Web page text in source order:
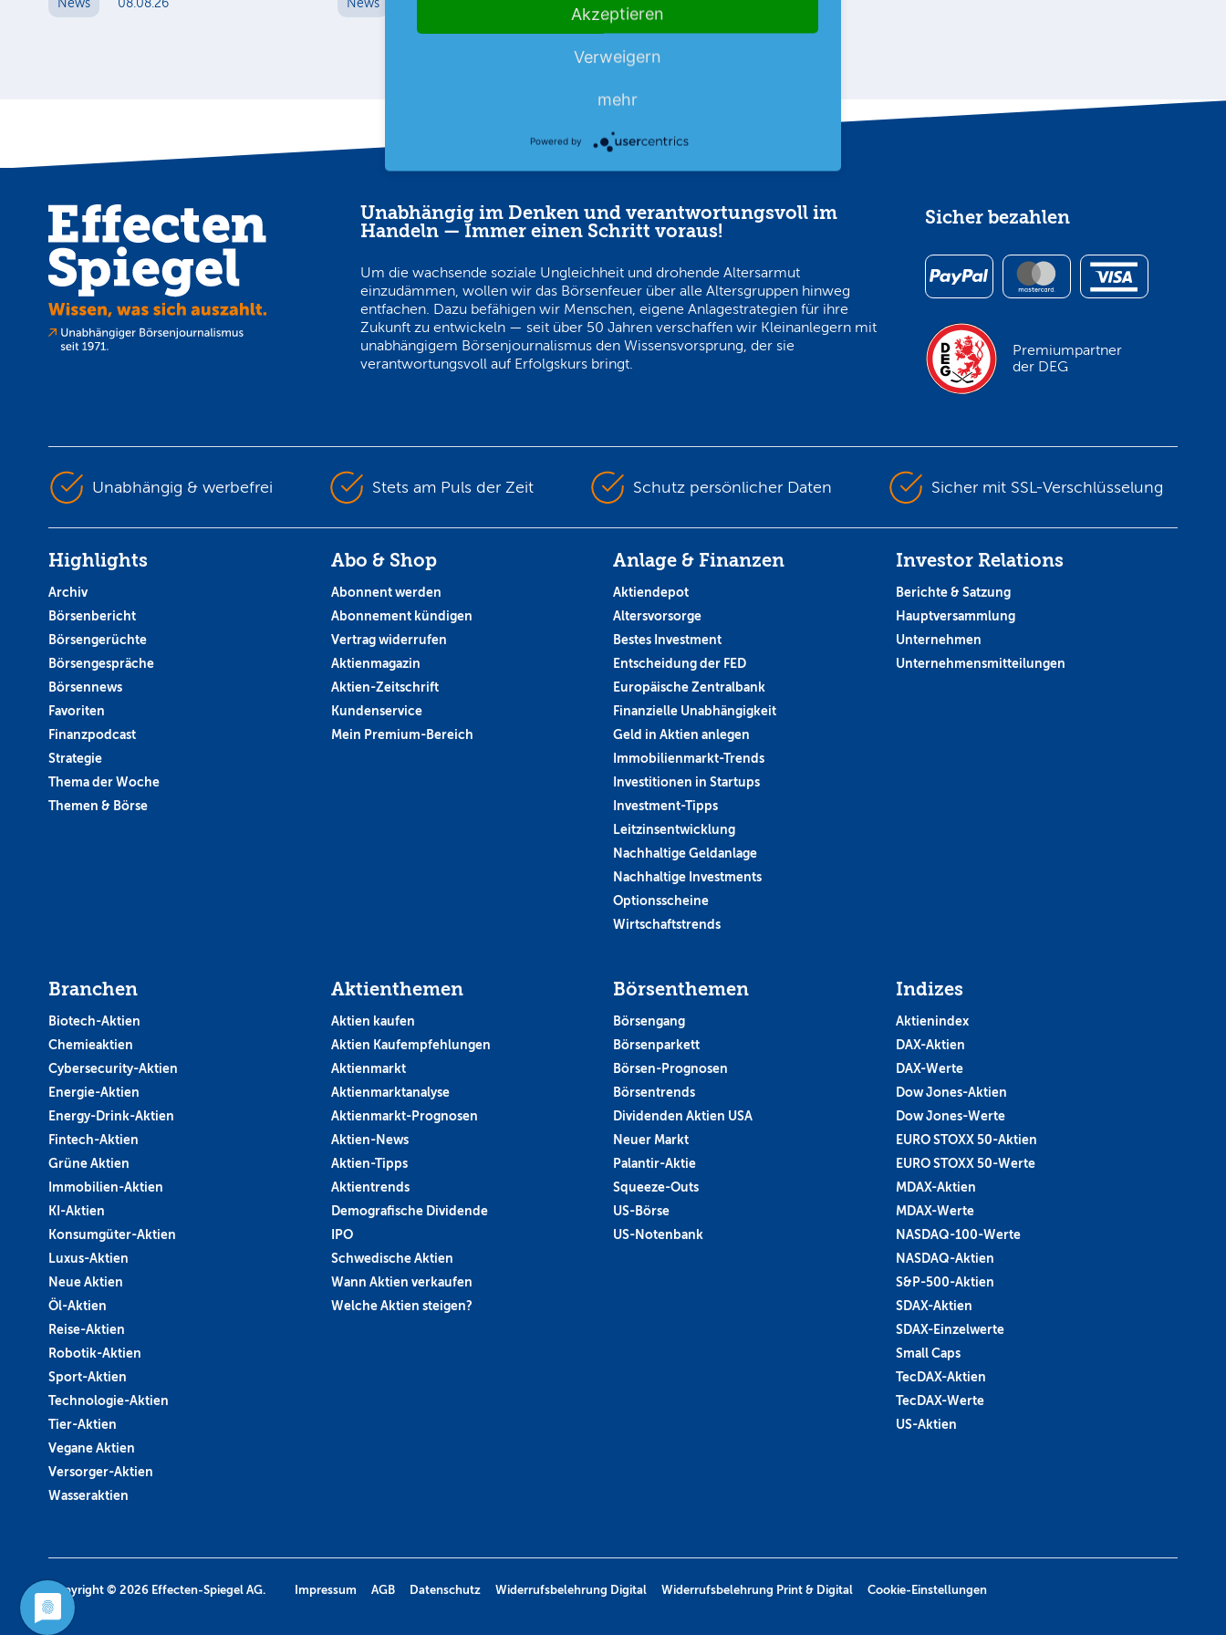
News 08.08.26 News 08.08.26
Unabhängig im Denken und verantwortungsvoll im
Handeln — Immer einen Schritt voraus!
Um die wachsende soziale Ungleichheit und drohende Altersarmut
einzudämmen, wollen wir das Börsenfeuer über alle Altersgruppen hinweg
entfachen. Dazu befähigen wir Menschen, eigene Anlagestrategien für ihre
Zukunft zu entwickeln — seit über 50 Jahren verschaffen wir Kleinanlegern mit
unabhängigem Börsenjournalismus den Wissensvorsprung, der sie
verantwortungsvoll auf Erfolgskurs bringt.
Sicher bezahlen
Premiumpartner
der DEG
Unabhängig & werbefrei Stets am Puls der Zeit Schutz persönlicher Daten Sicher mit SSL-Verschlüsselung
Highlights
Archiv
Börsenbericht
Börsengerüchte
Börsengespräche
Börsennews
Favoriten
Finanzpodcast
Strategie
Thema der Woche
Themen & Börse
Abo & Shop
Abonnent werden
Abonnement kündigen
Vertrag widerrufen
Aktienmagazin
Aktien-Zeitschrift
Kundenservice
Mein Premium-Bereich
Anlage & Finanzen
Aktiendepot
Altersvorsorge
Bestes Investment
Entscheidung der FED
Europäische Zentralbank
Finanzielle Unabhängigkeit
Geld in Aktien anlegen
Immobilienmarkt-Trends
Investitionen in Startups
Investment-Tipps
Leitzinsentwicklung
Nachhaltige Geldanlage
Nachhaltige Investments
Optionsscheine
Wirtschaftstrends
Investor Relations
Berichte & Satzung
Hauptversammlung
Unternehmen
Unternehmensmitteilungen
Branchen
Biotech-Aktien
Chemieaktien
Cybersecurity-Aktien
Energie-Aktien
Energy-Drink-Aktien
Fintech-Aktien
Grüne Aktien
Immobilien-Aktien
KI-Aktien
Konsumgüter-Aktien
Luxus-Aktien
Neue Aktien
Öl-Aktien
Reise-Aktien
Robotik-Aktien
Sport-Aktien
Technologie-Aktien
Tier-Aktien
Vegane Aktien
Versorger-Aktien
Wasseraktien
Aktienthemen
Aktien kaufen
Aktien Kaufempfehlungen
Aktienmarkt
Aktienmarktanalyse
Aktienmarkt-Prognosen
Aktien-News
Aktien-Tipps
Aktientrends
Demografische Dividende
IPO
Schwedische Aktien
Wann Aktien verkaufen
Welche Aktien steigen?
Börsenthemen
Börsengang
Börsenparkett
Börsen-Prognosen
Börsentrends
Dividenden Aktien USA
Neuer Markt
Palantir-Aktie
Squeeze-Outs
US-Börse
US-Notenbank
Indizes
Aktienindex
DAX-Aktien
DAX-Werte
Dow Jones-Aktien
Dow Jones-Werte
EURO STOXX 50-Aktien
EURO STOXX 50-Werte
MDAX-Aktien
MDAX-Werte
NASDAQ-100-Werte
NASDAQ-Aktien
S&P-500-Aktien
SDAX-Aktien
SDAX-Einzelwerte
Small Caps
TecDAX-Aktien
TecDAX-Werte
US-Aktien
Copyright © 2026 Effecten-Spiegel AG. Impressum AGB Datenschutz Widerrufsbelehrung Digital Widerrufsbelehrung Print & Digital Cookie-Einstellungen
Akzeptieren
Verweigern
mehr
Powered by